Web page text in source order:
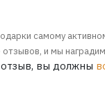
самому
и мы
вы должны